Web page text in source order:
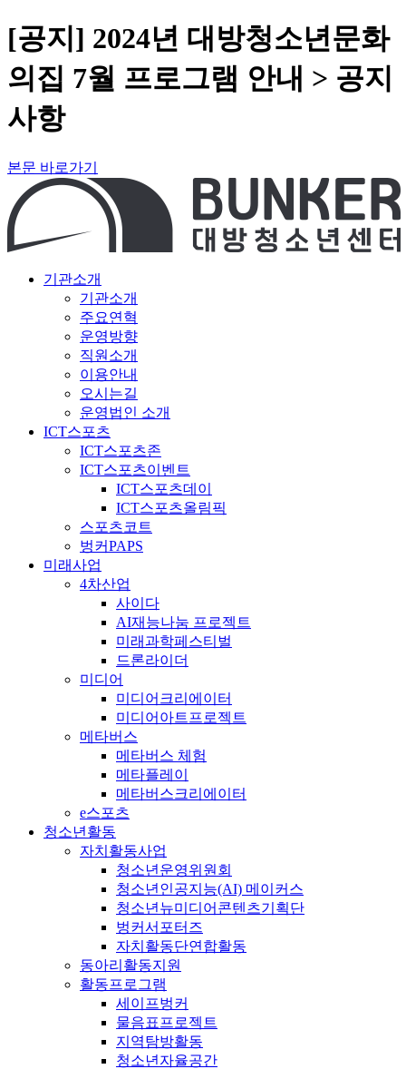
[공지] 2024년 대방청소년문화
의집 7월 프로그램 안내 > 공지
사항
본문 바로가기
기관소개
기관소개
주요연혁
운영방향
직원소개
이용안내
오시는길
운영법인 소개
ICT스포츠
ICT스포츠존
ICT스포츠이벤트
ICT스포츠데이
ICT스포츠올림픽
스포츠코트
벙커PAPS
미래사업
4차산업
사이다
AI재능나눔 프로젝트
미래과학페스티벌
드론라이더
미디어
미디어크리에이터
미디어아트프로젝트
메타버스
메타버스 체험
메타플레이
메타버스크리에이터
e스포츠
청소년활동
자치활동사업
청소년운영위원회
청소년인공지능(AI) 메이커스
청소년뉴미디어콘텐츠기획단
벙커서포터즈
자치활동단연합활동
동아리활동지원
활동프로그램
세이프벙커
물음표프로젝트
지역탐방활동
청소년자율공간